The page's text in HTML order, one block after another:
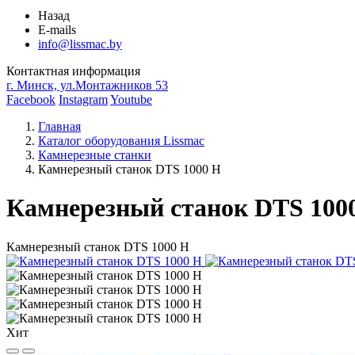
Назад
E-mails
info@lissmac.by
Контактная информация
г. Минск, ул.Монтажников 53
Facebook InstagramYoutube
Главная
Каталог оборудования Lissmac
Камнерезные станки
Камнерезный станок DTS 1000 H
Камнерезный станок DTS
Камнерезный станок DTS 1000 H
Хит